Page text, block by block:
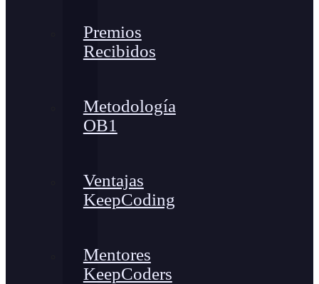
Premios
Recibidos
Metodología
OB1
Ventajas
KeepCoding
Mentores
KeepCoders